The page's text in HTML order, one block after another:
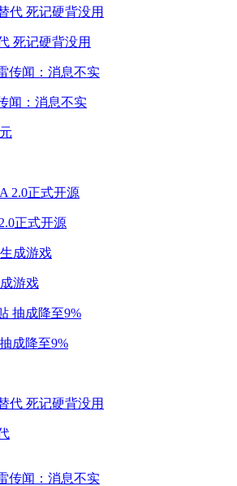
死记硬背没用
闻：消息不实
正式开源
游戏
成降至9%